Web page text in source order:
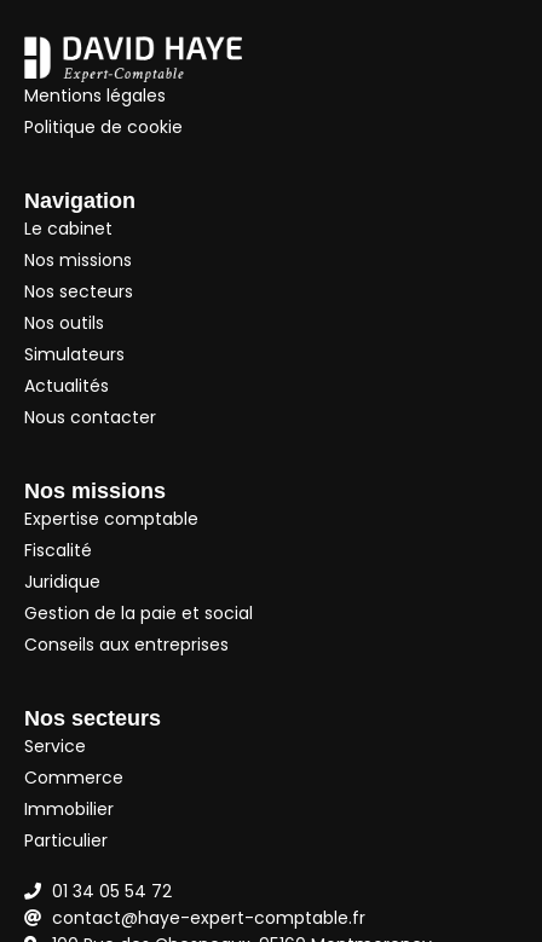
Mentions légales
Politique de cookie
Navigation
Le cabinet
Nos missions
Nos secteurs
Nos outils
Simulateurs
Actualités
Nous contacter
Nos missions
Expertise comptable
Fiscalité
Juridique
Gestion de la paie et social
Conseils aux entreprises
Nos secteurs
Service
Commerce
Immobilier
Particulier
01 34 05 54 72
contact@haye-expert-comptable.fr